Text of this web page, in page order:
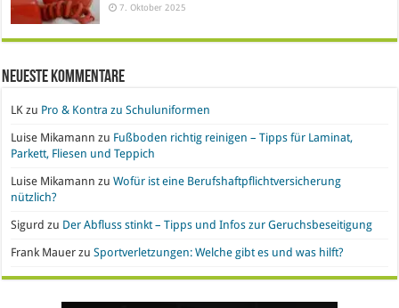
7. Oktober 2025
Neueste Kommentare
LK zu Pro & Kontra zu Schuluniformen
Luise Mikamann zu Fußboden richtig reinigen – Tipps für Laminat,
Parkett, Fliesen und Teppich
Luise Mikamann zuWofür ist eine Berufshaftpflichtversicherung
nützlich?
Sigurd zu Der Abfluss stinkt – Tipps und Infos zur Geruchsbeseitigung
Frank Mauer zuSportverletzungen: Welche gibt es und was hilft?